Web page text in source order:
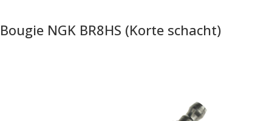
Bougie NGK BR8HS (Korte schacht)